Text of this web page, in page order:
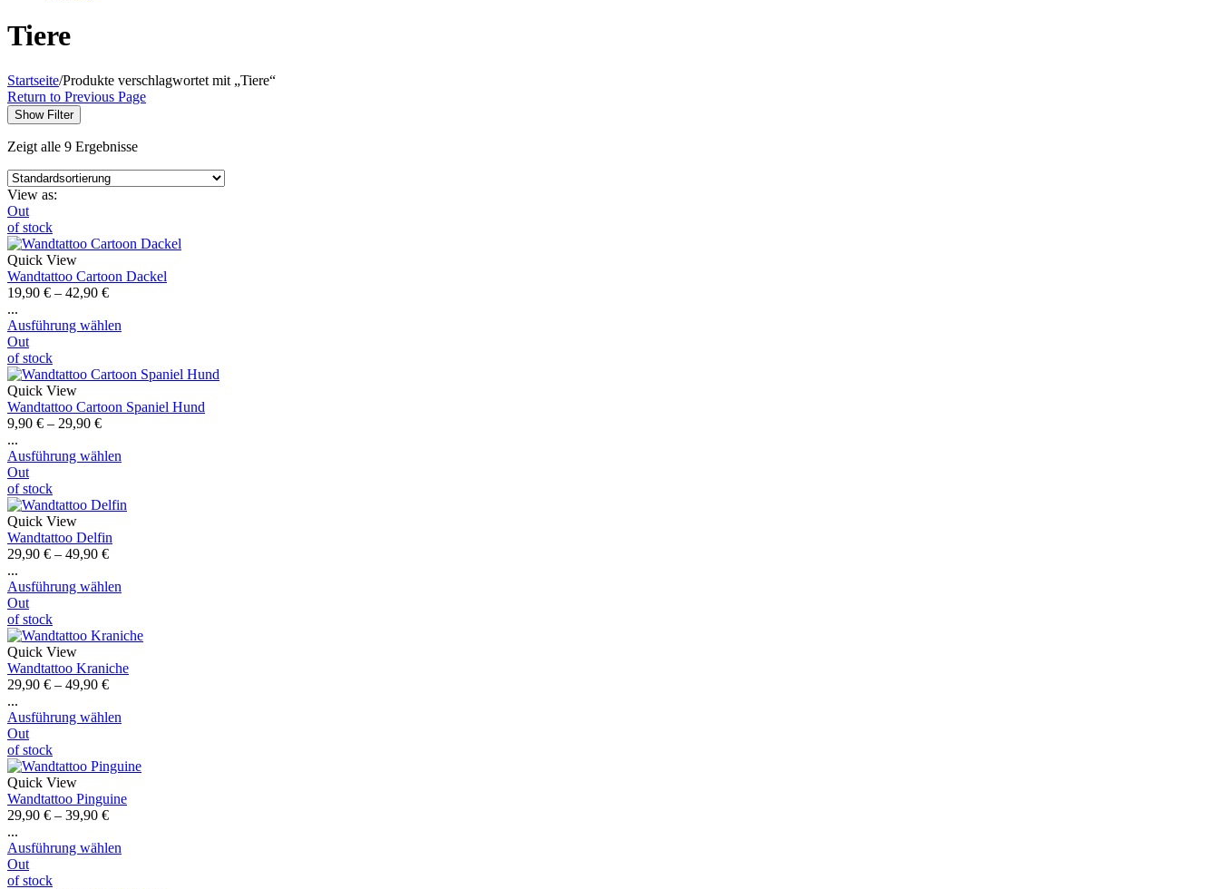
Tiere
Startseite/Produkte verschlagwortet mit „Tiere“
Return to Previous Page
Show Filter
Zeigt alle 9 Ergebnisse
View as:
Out
of stock
Quick View
Wandtattoo Cartoon Dackel
19,90 € – 42,90 €
...
Ausführung wählen
Out
of stock
Quick View
Wandtattoo Cartoon Spaniel Hund
9,90 € – 29,90 €
...
Ausführung wählen
Out
of stock
Quick View
Wandtattoo Delfin
29,90 € – 49,90 €
...
Ausführung wählen
Out
of stock
Quick View
Wandtattoo Kraniche
29,90 € – 49,90 €
...
Ausführung wählen
Out
of stock
Quick View
Wandtattoo Pinguine
29,90 € – 39,90 €
...
Ausführung wählen
Out
of stock